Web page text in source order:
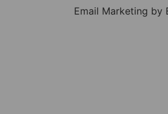
Email Marketing by